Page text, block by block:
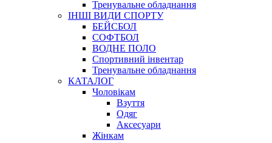
Тренувальне обладнання
ІНШІ ВИДИ СПОРТУ
БЕЙСБОЛ
СОФТБОЛ
ВОДНЕ ПОЛО
Спортивний інвентар
Тренувальне обладнання
КАТАЛОГ
Чоловікам
Взуття
Одяг
Аксесуари
Жінкам